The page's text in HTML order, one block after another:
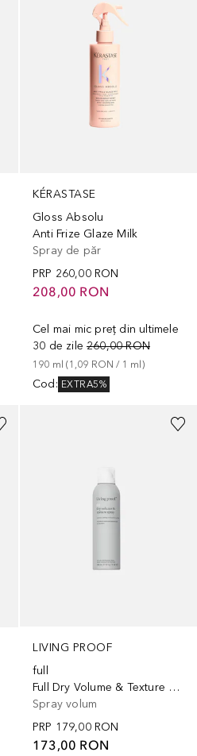
KÉRASTASE
Gloss Absolu
Anti Frize Glaze Milk
Spray de păr
PRP 260,00 RON
208,00 RON
Cel mai mic preț din ultimele
30 de zile 260,00 RON
190 ml (1,09 RON / 1 ml )
Cod: EXTRA5%
LIVING PROOF
full
Full Dry Volume & Texture Spray
Spray volum
PRP 179,00 RON
173,00 RON